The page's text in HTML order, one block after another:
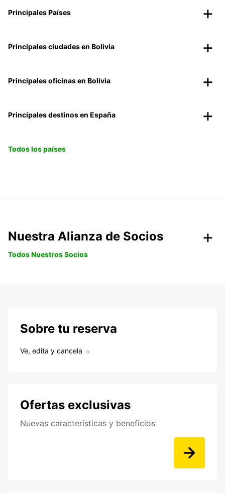
Principales Países
Principales ciudades en Bolivia
Principales oficinas en Bolivia
Principales destinos en España
Todos los países
Nuestra Alianza de Socios
Todos Nuestros Socios
Sobre tu reserva
Ve, edita y cancela
Ofertas exclusivas
Nuevas características y beneficios